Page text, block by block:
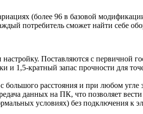
(более 96 в базовой
потребитель сможет найти себе
Поставляются с первичной
и 1,5-кратный запас прочности для
большого расстояния и при любом
данных на ПК, что позволяет
условиях) без подключения к